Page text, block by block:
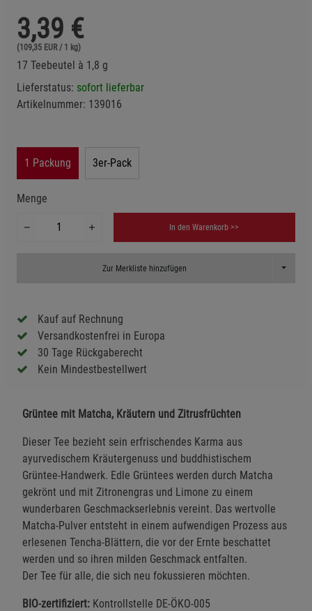
3,39 €
(109,35 EUR / 1 kg)
17 Teebeutel à 1,8 g
Lieferstatus: sofort lieferbar
Artikelnummer: 139016
1 Packung 3er-Pack
Menge
In den Warenkorb >>
Zur Merkliste hinzufügen Toggle
Kauf auf Rechnung
Versandkostenfrei in Europa
30 Tage Rückgaberecht
Kein Mindestbestellwert
Grüntee mit Matcha, Kräutern und Zitrusfrüchten
Dieser Tee bezieht sein erfrischendes Karma aus
ayurvedischem Kräutergenuss und buddhistischem
Grüntee-Handwerk. Edle Grüntees werden durch Matcha
gekrönt und mit Zitronengras und Limone zu einem
wunderbaren Geschmackserlebnis vereint. Das wertvolle
Matcha-Pulver entsteht in einem aufwendigen Prozess aus
erlesenen Tencha-Blättern, die vor der Ernte beschattet
werden und so ihren milden Geschmack entfalten.
Der Tee für alle, die sich neu fokussieren möchten.
BIO-zertifiziert: Kontrollstelle DE-ÖKO-005